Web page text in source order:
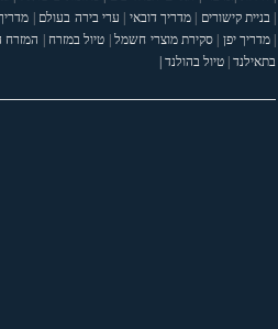
בניית קישורים |מדריך דובאי ערי בירה בעולם
מדריך יפן |סקירת מוצרי חשמל| טיול במזרח המזרח
בתאילנד| טיול בהולנד |